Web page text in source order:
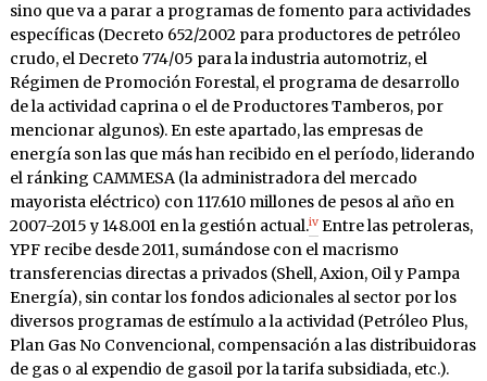
sino que va a parar a programas de fomento para actividades
específicas (Decreto 652/2002 para productores de petróleo
crudo, el Decreto 774/05 para la industria automotriz, el
Régimen de Promoción Forestal, el programa de desarrollo
de la actividad caprina o el de Productores Tamberos, por
mencionar algunos). En este apartado, las empresas de
energía son las que más han recibido en el período, liderando
el ránking CAMMESA (la administradora del mercado
mayorista eléctrico) con 117.610 millones de pesos al año en
2007-2015 y 148.001 en la gestión actual.ivEntre las petroleras,
YPF recibe desde 2011, sumándose con el macrismo
transferencias directas a privados (Shell, Axion, Oil y Pampa
Energía), sin contar los fondos adicionales al sector por los
diversos programas de estímulo a la actividad (Petróleo Plus,
Plan Gas No Convencional, compensación a las distribuidoras
de gas o al expendio de gasoil por la tarifa subsidiada, etc.).